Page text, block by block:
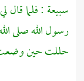
سبيعة : فلما
رسول الله صلى
حللت حين وضعت